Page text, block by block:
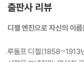
출판사 리뷰
디젤 엔진으로 자신의 이
루돌프 디젤(1858~1913